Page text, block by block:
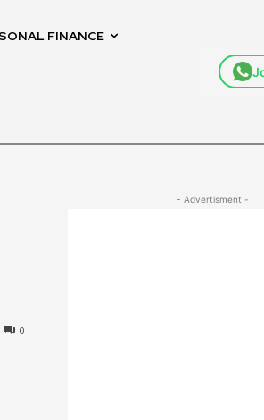
FINANCE
0
- Advertisment -